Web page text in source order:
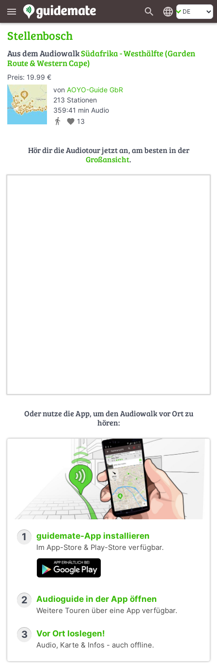
menu search language
Stellenbosch
Aus dem AudiowalkSüdafrika - Westhälfte (Garden
Route & Western Cape)
Preis: 19.99 €
von AOYO-Guide GbR
213 Stationen
359:41 min Audio
directions_walk favorite 13
Hör dir die Audiotour jetzt an, am besten in der
Großansicht.
Oder nutze die App, um den Audiowalk vor Ort zu
hören:
1 guidemate-App installieren
Im App-Store & Play-Store verfügbar.
2 Audioguide in der App öffnen
Weitere Touren über eine App verfügbar.
3 Vor Ort loslegen!
Audio, Karte & Infos - auch offline.